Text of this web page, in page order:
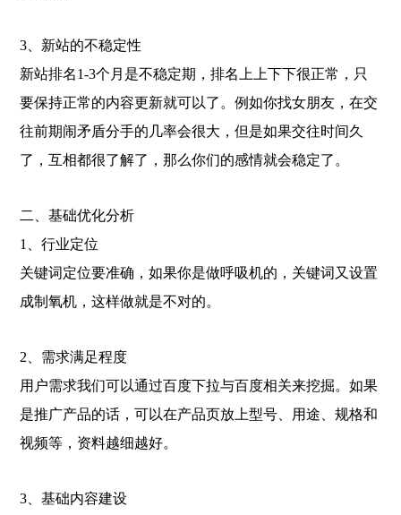
3、新站的不稳定性
新站排名1-3个月是不稳定期，排名上上下下很正常，只
要保持正常的内容更新就可以了。例如你找女朋友，在交
往前期闹矛盾分手的几率会很大，但是如果交往时间久
了，互相都很了解了，那么你们的感情就会稳定了。
二、基础优化分析
1、行业定位
关键词定位要准确，如果你是做呼吸机的，关键词又设置
成制氧机，这样做就是不对的。
2、需求满足程度
用户需求我们可以通过百度下拉与百度相关来挖掘。如果
是推广产品的话，可以在产品页放上型号、用途、规格和
视频等，资料越细越好。
3、基础内容建设